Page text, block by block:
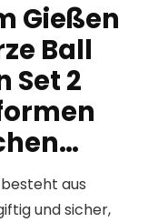
Gießen
Ball
Set 2
aus
und sicher,